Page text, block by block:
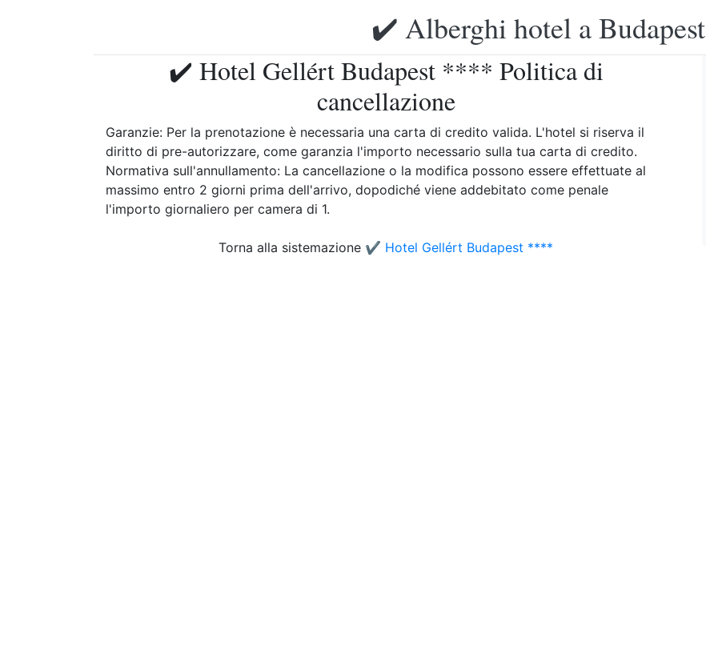
✔️ Alberghi hotel a Budapest
✔️ Hotel Gellért Budapest **** Politica di
cancellazione
Garanzie: Per la prenotazione è necessaria una carta di credito valida. L'hotel si riserva il
diritto di pre-autorizzare, come garanzia l'importo necessario sulla tua carta di credito.
Normativa sull'annullamento: La cancellazione o la modifica possono essere effettuate al
massimo entro 2 giorni prima dell'arrivo, dopodiché viene addebitato come penale
l'importo giornaliero per camera di 1.
Torna alla sistemazione ✔️ Hotel Gellért Budapest ****